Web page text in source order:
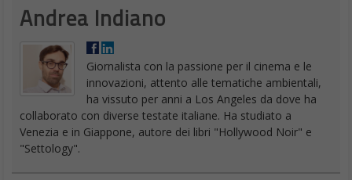
Andrea Indiano
Giornalista con la passione per il cinema e le
innovazioni, attento alle tematiche ambientali,
ha vissuto per anni a Los Angeles da dove ha
collaborato con diverse testate italiane. Ha studiato a
Venezia e in Giappone, autore dei libri "Hollywood Noir" e
"Settology".